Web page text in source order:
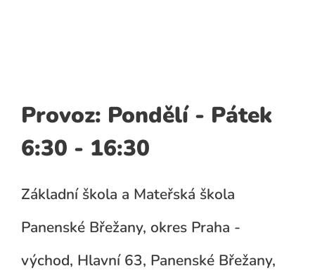
Provoz: Pondělí - Pátek
6:30 - 16:30
Základní škola a Mateřská škola
Panenské Břežany, okres Praha -
východ, Hlavní 63, Panenské Břežany,